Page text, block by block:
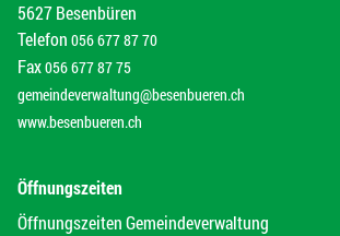
5627 Besenbüren
Telefon 056 677 87 70
Fax056 677 87 75
gemeindeverwaltung@besenbueren.ch
www.besenbueren.ch
Öffnungszeiten
Öffnungszeiten Gemeindeverwaltung